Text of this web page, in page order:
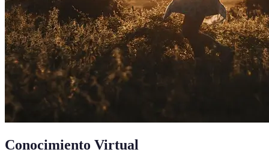
Conocimiento Virtual